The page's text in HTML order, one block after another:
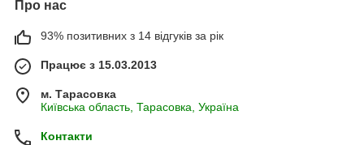
Про нас
93% позитивних з 14 відгуків за рік
Працює з 15.03.2013
м. Тарасовка
Київська область, Тарасовка, Україна
Контакти